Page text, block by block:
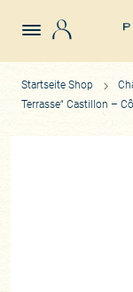
Startseite Shop
Terrasse“ Castillon –